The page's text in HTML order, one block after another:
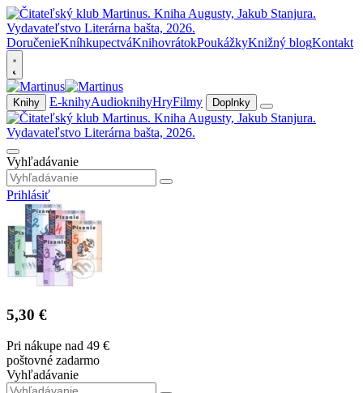
DoručenieKníhkupectváKnihovrátokPoukážkyKnižný blogKontakt
Knihy E-knihyAudioknihyHryFilmy Doplnky
Vyhľadávanie
Prihlásiť
5,30 €
Pri nákupe nad 49 €
poštovné zadarmo
Vyhľadávanie